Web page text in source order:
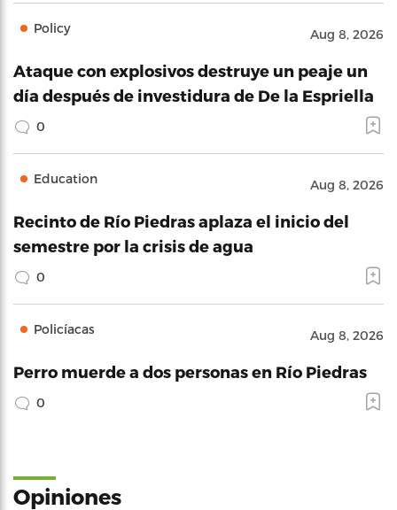
Policy Aug 8, 2026
Ataque con explosivos destruye un peaje un
día después de investidura de De la Espriella
0
Education Aug 8, 2026
Recinto de Río Piedras aplaza el inicio del
semestre por la crisis de agua
0
Policíacas Aug 8, 2026
Perro muerde a dos personas en Río Piedras
0
Opiniones